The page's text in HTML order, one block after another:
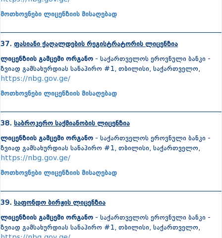
მოთხოვნები ლიცენზიის მისაღებად
37. ფასიანი ქაღალდების რეგისტრატორის ლიცენზია
ლიცენზიის გამცემი ორგანო - საქართველოს ეროვნული ბანკი -
ზვიად გამსახურდიას სანაპირო #1, თბილისი, საქართველო,
https://nbg.gov.ge/
მოთხოვნები ლიცენზიის მისაღებად
38. საბროკერო საქმიანობის ლიცენზია
ლიცენზიის გამცემი ორგანო - საქართველოს ეროვნული ბანკი -
ზვიად გამსახურდიას სანაპირო #1, თბილისი, საქართველო,
https://nbg.gov.ge/
მოთხოვნები ლიცენზიის მისაღებად
39. საფონდო ბირჟის ლიცენზია
ლიცენზიის გამცემი ორგანო - საქართველოს ეროვნული ბანკი -
ზვიად გამსახურდიას სანაპირო #1, თბილისი, საქართველო,